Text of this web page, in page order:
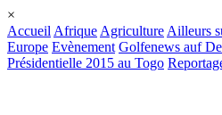
×
Accueil Afrique Agriculture Ailleurs
Europe Evènement Golfenews auf
Présidentielle 2015 au Togo